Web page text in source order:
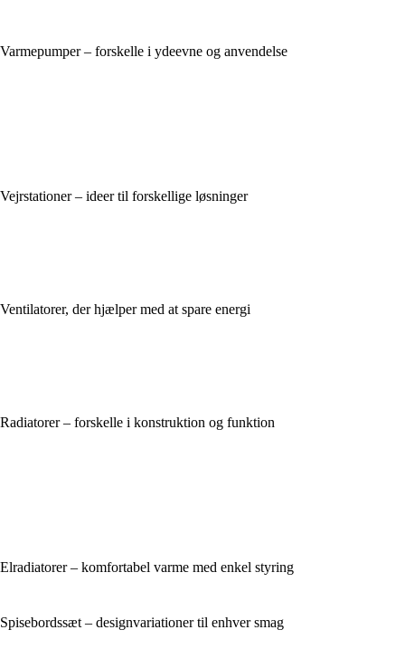
Varmepumper – forskelle i ydeevne og anvendelse
Vejrstationer – ideer til forskellige løsninger
Ventilatorer, der hjælper med at spare energi
Radiatorer – forskelle i konstruktion og funktion
Elradiatorer – komfortabel varme med enkel styring
Spisebordssæt – designvariationer til enhver smag